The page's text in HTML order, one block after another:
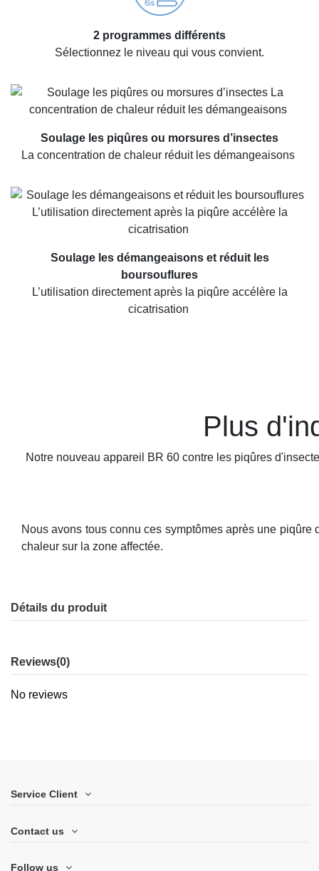
2 programmes différents
Sélectionnez le niveau qui vous convient.
Soulage les piqûres ou morsures d’insectes
La concentration de chaleur réduit les démangeaisons
Soulage les démangeaisons et réduit les
boursouflures
L’utilisation directement après la piqûre accélère la
cicatrisation
Plus
Notre nouveau appareil BR 60 contre les piqûres
Nous avons tous connu ces symptômes après une
chaleur sur la zone affectée.
Détails du produit
Reviews(0)
No reviews
Service Client
Contact us
Follow us